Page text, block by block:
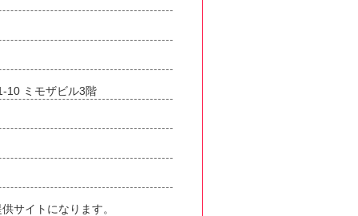
10 ミモザビル3階
サイトになります。